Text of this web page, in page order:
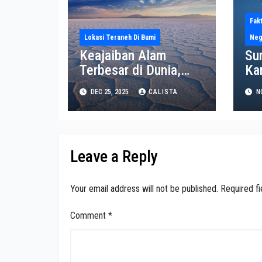
Lokasi Teraneh Di Bumi
Keajaiban Alam
Terbesar di Dunia,
Salar de Uyuni Bolivia
DEC 25, 2025 CALISTA
Leave a Reply
Your email address will not be published. Required
Comment *